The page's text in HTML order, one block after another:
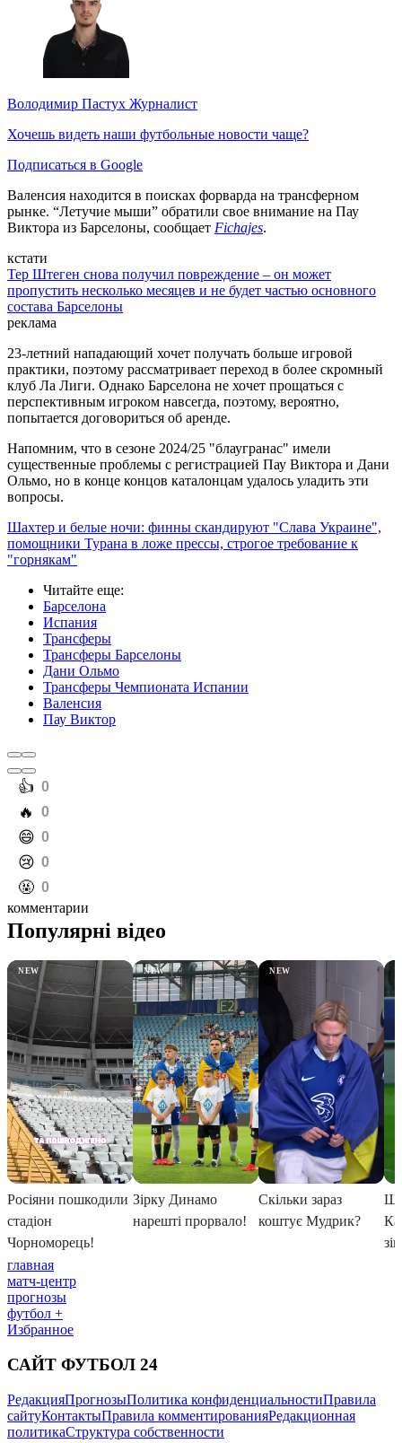
Володимир Пастух Журналист
Хочешь видеть наши футбольные новости чаще?
Подписаться в Google
Валенсия находится в поисках форварда на трансферном
рынке. “Летучие мыши” обратили свое внимание на Пау
Виктора из Барселоны, сообщает Fichajes.
кстати
Тер Штеген снова получил повреждение – он может
пропустить несколько месяцев и не будет частью основного
состава Барселоны
реклама
23-летний нападающий хочет получать больше игровой
практики, поэтому рассматривает переход в более скромный
клуб Ла Лиги. Однако Барселона не хочет прощаться с
перспективным игроком навсегда, поэтому, вероятно,
попытается договориться об аренде.
Напомним, что в сезоне 2024/25 "блаугранас" имели
существенные проблемы с регистрацией Пау Виктора и Дани
Ольмо, но в конце концов каталонцам удалось уладить эти
вопросы.
Шахтер и белые ночи: финны скандируют "Слава Украине",
помощники Турана в ложе прессы, строгое требование к
"горнякам"
Читайте еще:
Барселона
Испания
Трансферы
Трансферы Барселоны
Дани Ольмо
Трансферы Чемпионата Испании
Валенсия
Пау Виктор
️👍 0
️🔥 0
️😄 0
️😢 0
️🤬 0
комментарии
главная
матч-центр
прогнозы
футбол +
Избранное
САЙТ ФУТБОЛ 24
РедакцияПрогнозыПолитика конфиденциальностиПравила
сайтуКонтактыПравила комментированияРедакционная
политикаСтруктура собственности